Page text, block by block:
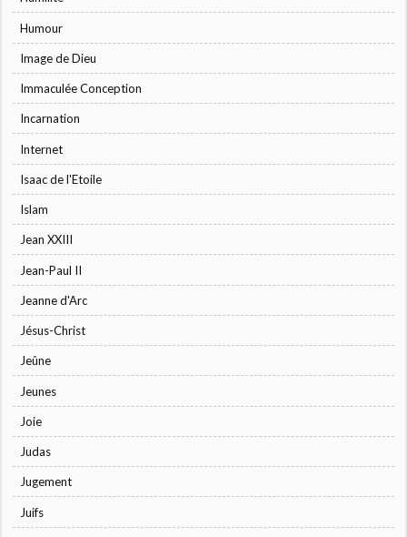
Humour
Image de Dieu
Immaculée Conception
Incarnation
Internet
Isaac de l'Etoile
Islam
Jean XXIII
Jean-Paul II
Jeanne d'Arc
Jésus-Christ
Jeûne
Jeunes
Joie
Judas
Jugement
Juifs